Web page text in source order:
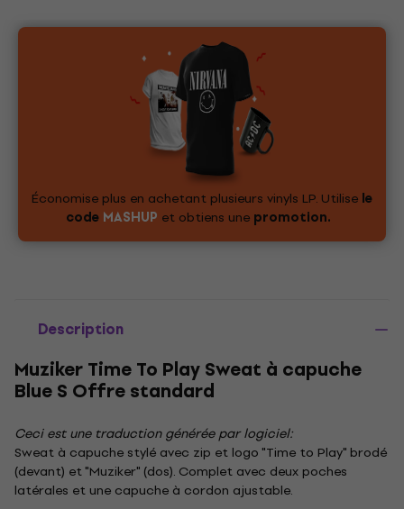
Économise plus en achetant plusieurs vinyls LP. Utilise le
code MASHUP et obtiens une promotion.
Description
Muziker Time To Play Sweat à capuche
Blue S Offre standard
Ceci est une traduction générée par logiciel:
Sweat à capuche stylé avec zip et logo "Time to Play" brodé
(devant) et "Muziker" (dos). Complet avec deux poches
latérales et une capuche à cordon ajustable.